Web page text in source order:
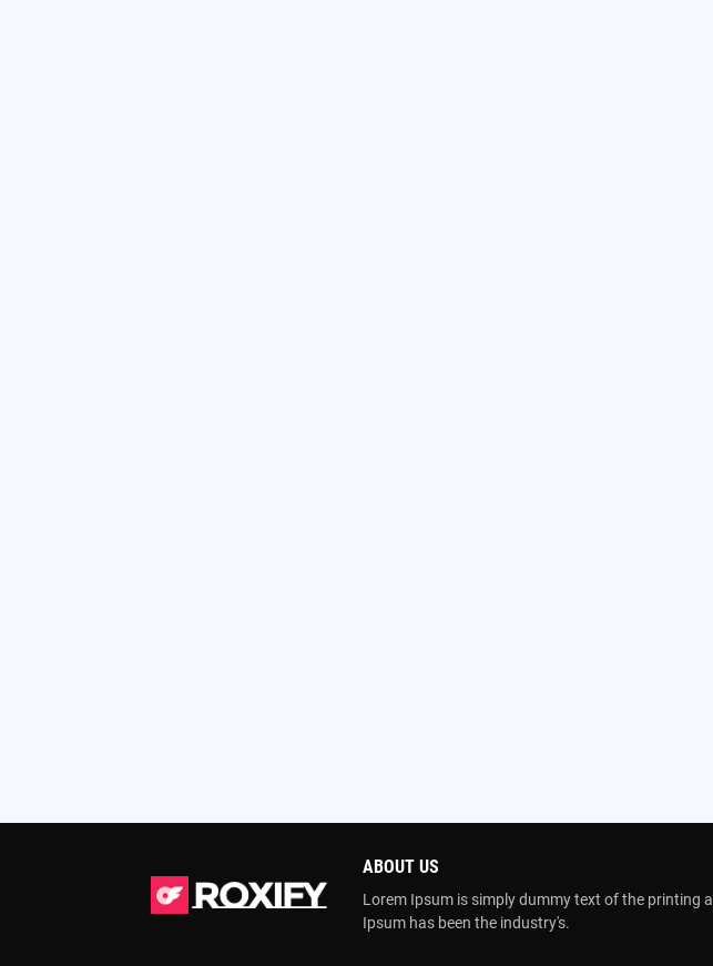
ABOUT US
Lorem Ipsum is simply dummy text of the printing
Ipsum has been the industry's.